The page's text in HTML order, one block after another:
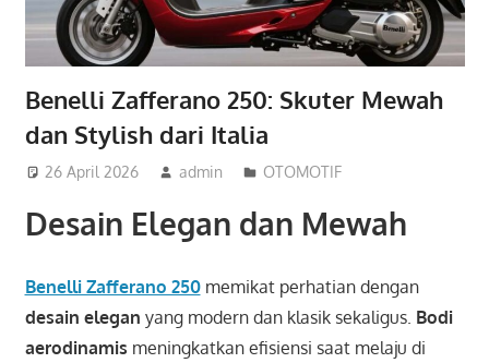
Benelli Zafferano 250: Skuter Mewah
dan Stylish dari Italia
26 April 2026 admin OTOMOTIF
Desain Elegan dan Mewah
Benelli Zafferano 250memikat perhatian dengan
desain elegan yang modern dan klasik sekaligus. Bodi
aerodinamis meningkatkan efisiensi saat melaju di